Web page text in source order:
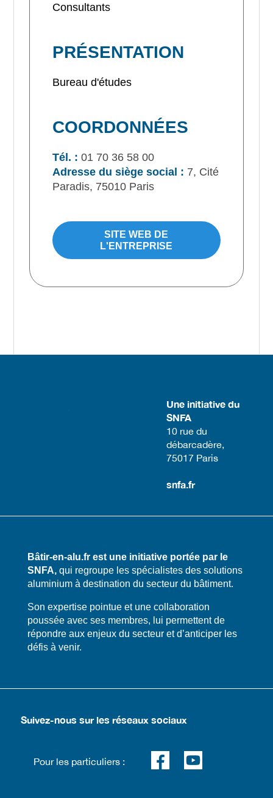
Consultants
PRÉSENTATION
Bureau d'études
COORDONNÉES
Tél. : 01 70 36 58 00
Adresse du siège social : 7, Cité
Paradis, 75010 Paris
SITE WEB DE
L'ENTREPRISE
Une initiative du
SNFA
​10 rue du
débarcadère,
75017 Paris​
snfa.fr
Bâtir-en-alu.fr est une initiative portée par le
SNFA,qui regroupe les spécialistes des solutions
aluminium à destination du secteur du bâtiment.
​​Son expertise pointue et une collaboration
poussée avec ses membres, lui permettent de
répondre aux enjeux du secteur et d’anticiper les
défis à venir.
Suivez-nous sur les réseaux sociaux
Pour les particuliers :